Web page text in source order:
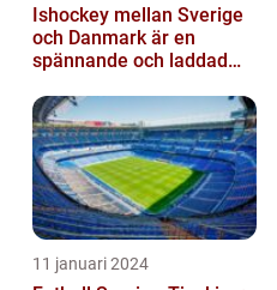
Ishockey mellan Sverige
och Danmark är en
spännande och laddad
historia
11 januari 2024